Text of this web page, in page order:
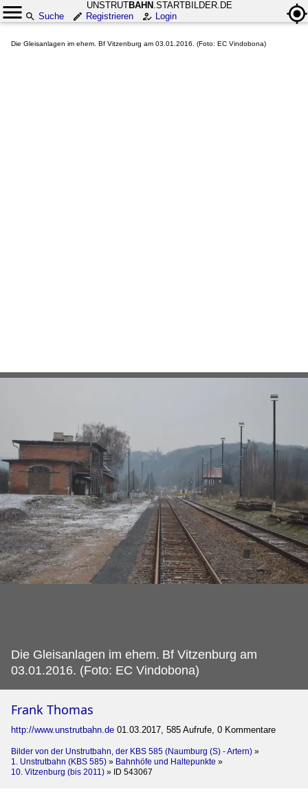
UNSTRUTBAHN .STARTBILDER.DE
Suche
Registrieren Login
Die Gleisanlagen im ehem. Bf Vitzenburg am 03.01.2016. (Foto: EC Vindobona)
Die Gleisanlagen im ehem. Bf Vitzenburg am
03.01.2016. (Foto: EC Vindobona)
Frank Thomas
http://www.unstrutbahn.de 01.03.2017, 585 Aufrufe, 0 Kommentare
Bilder von der Unstrutbahn, der KBS 585 (Naumburg (S) - Artern) »
1. Unstrutbahn (KBS 585) » Bahnhöfe und Haltepunkte »
10. Vitzenburg (bis 2011) » ID 543067